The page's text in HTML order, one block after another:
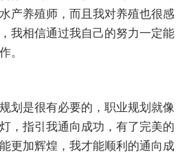
产养殖师，而且我对养殖也很感
我相信通过我自己的努力一定能
。
是很有必要的，职业规划就像
，指引我通向成功，有了完美的
更加辉煌，我才能顺利的通向成